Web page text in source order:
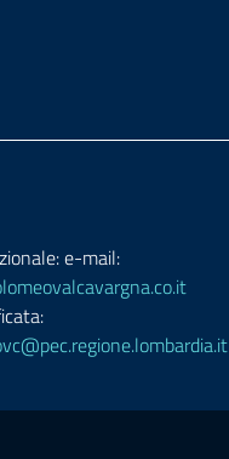
e-mail: